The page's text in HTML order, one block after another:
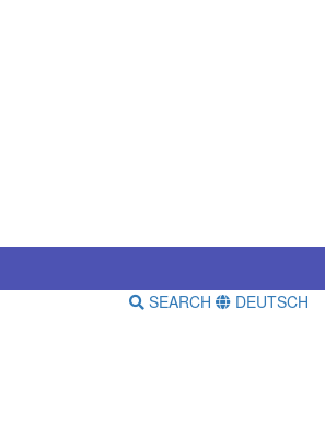
SEARCH DEUTSCH